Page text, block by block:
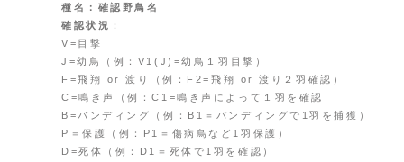
種名：確認野鳥名
確認状況
：
V=目撃
J=幼鳥（例：V1(J)=幼鳥１羽目撃）
F=飛翔 or 渡り（例：F2=飛翔 or 渡り２羽確認）
C=鳴き声（例：C1=鳴き声によって１羽を確認
B=バンディング（例：B1＝バンディングで1羽を捕獲）
P＝保護（例：P1＝傷病鳥など1羽保護）
D=死体（例：D1＝死体で1羽を確認）